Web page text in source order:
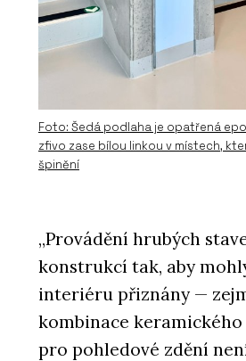
Foto: Šedá podlaha je opatřená
zfivo zase bílou linkou v místech,
špinění
„Provádění hrubých
konstrukcí tak, aby
interiéru přiznány —
kombinace
pro pohledové zdění